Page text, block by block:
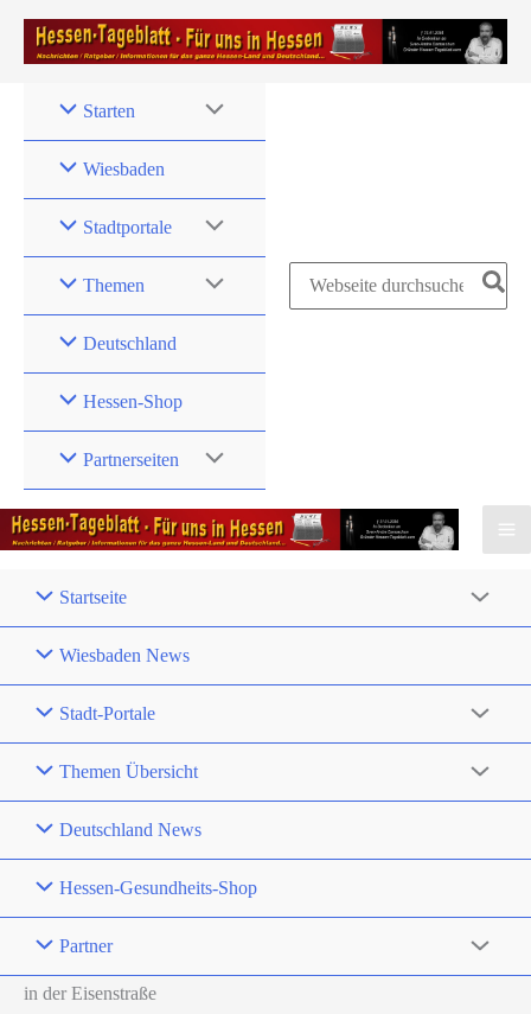
Zum
Inhalt
Starten
Wiesbaden
Stadtportale
Themen
Deutschland
Hessen-Shop
Partnerseiten
Search
Startseite
Wiesbaden News
Stadt-Portale
Themen Übersicht
Deutschland News
Hessen-Gesundheits-Shop
Partner
in der Eisenstraße